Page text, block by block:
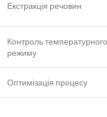
Екстракція речовин
Контроль температурного
режиму
Оптимізація процесу